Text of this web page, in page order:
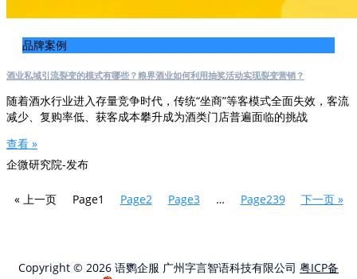
品牌案例
酒业私域引流裂变的模式有哪些？粮界酒业如何利用抽奖活动实现裂变营销？
随着酒水行业进入存量竞争时代，传统“坐商”等客模式全面失效，客流
减少、复购率低、获客成本攀升成为酒类门店普遍面临的挑战
查看 »
企微研究院-发布
« 上一页 Page1 Page2 Page3 … Page239 下一页 »
Copyright © 2026 语鹦企服 广州字言智语科技有限公司 粤ICP备